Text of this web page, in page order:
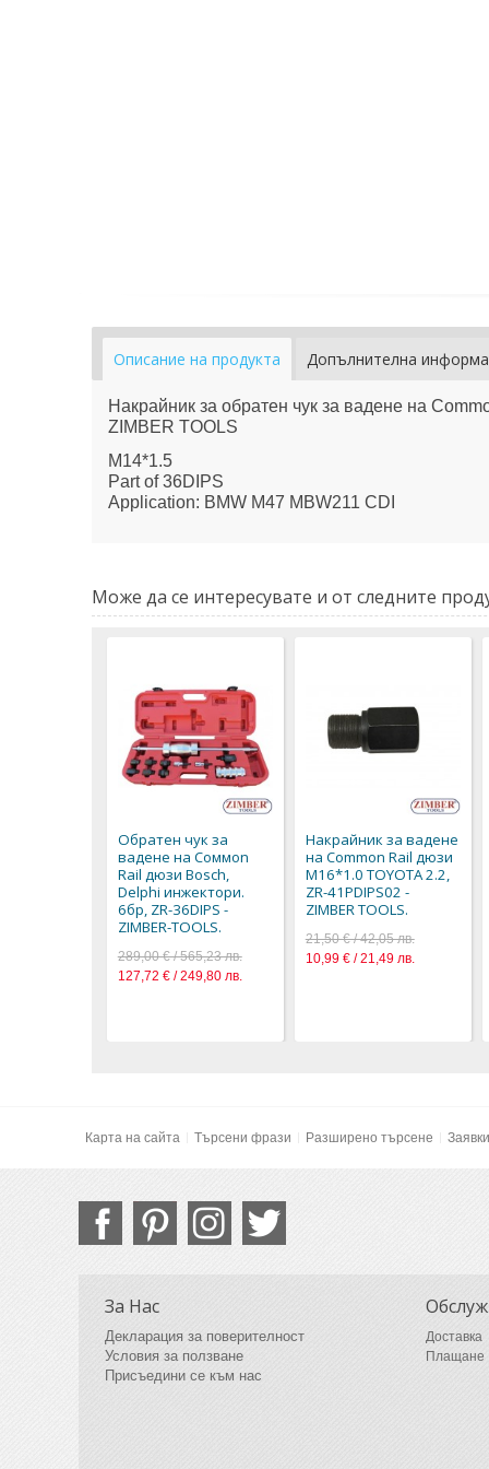
Описание на продукта Допълнителна
Накрайник за обратен чук за вадене на
ZIMBER TOOLS
M14*1.5
Part of 36DIPS
Application: BMW M47 MBW211 CDI
Може да се интересувате и от следните
Обратен чук за
вадене на Coммon
Rail дюзи Bosch,
Delphi инжектори.
6бр, ZR-36DIPS -
ZIMBER-TOOLS.
289,00 € / 565,23 лв.
127,72 € / 249,80 лв.
Накрайник за вадене
на Common Rail дюзи
M16*1.0 TOYOTA 2.2,
ZR-41PDIPS02 -
ZIMBER TOOLS.
21,50 € / 42,05 лв.
10,99 € / 21,49 лв.
Карта на сайта Търсени фрази Разширено търсене
За Нас
Декларация за поверителност
Условия за ползване
Присъедини се към нас
Доставка
Плащане